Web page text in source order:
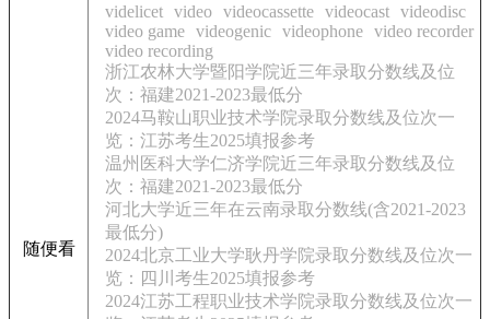
随便看
videlicet video videocassette videocast videodisc
video game videogenic videophone video recorder
video recording
浙江农林大学暨阳学院近三年录取分数线及位
次：福建2021-2023最低分
2024马鞍山职业技术学院录取分数线及位次一
览：江苏考生2025填报参考
温州医科大学仁济学院近三年录取分数线及位
次：福建2021-2023最低分
河北大学近三年在云南录取分数线(含2021-2023
最低分)
2024北京工业大学耿丹学院录取分数线及位次一
览：四川考生2025填报参考
2024江苏工程职业技术学院录取分数线及位次一